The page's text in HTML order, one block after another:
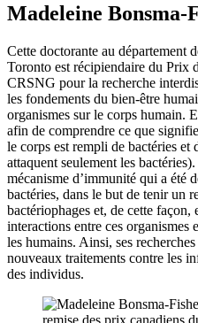
Madeleine Bonsma-
Cette doctorante au département
Toronto est récipiendaire du Prix
CRSNG pour la recherche
les fondements du bien-être
organismes sur le corps humain.
afin de comprendre ce que
le corps est rempli de bactéries et
attaquent seulement les
mécanisme d’immunité qui a été
bactéries, dans le but de tenir un
bactériophages et, de cette façon,
interactions entre ces
les humains. Ainsi, ses
nouveaux traitements contre les
des individus.